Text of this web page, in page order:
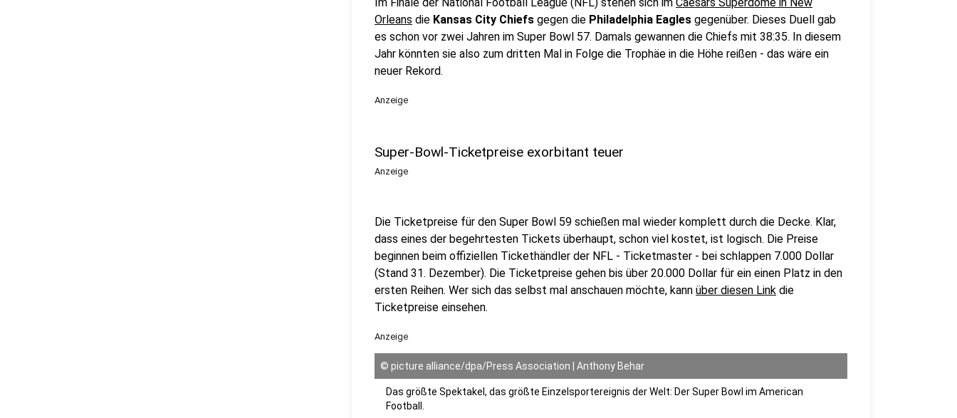
Orleans die Kansas City Chiefs gegen die Philadelphia Eagles gegenüber. Dieses Duell gab
es schon vor zwei Jahren im Super Bowl 57. Damals gewannen die Chiefs mit 38:35. In diesem
Jahr könnten sie also zum dritten Mal in Folge die Trophäe in die Höhe reißen - das wäre ein
neuer Rekord.
Anzeige
Super-Bowl-Ticketpreise exorbitant teuer
Anzeige
Die Ticketpreise für den Super Bowl 59 schießen mal wieder komplett durch die Decke. Klar,
dass eines der begehrtesten Tickets überhaupt, schon viel kostet, ist logisch. Die Preise
beginnen beim offiziellen Tickethändler der NFL - Ticketmaster - bei schlappen 7.000 Dollar
(Stand 31. Dezember). Die Ticketpreise gehen bis über 20.000 Dollar für ein einen Platz in den
ersten Reihen. Wer sich das selbst mal anschauen möchte, kann über diesen Link die
Ticketpreise einsehen.
Anzeige
© picture alliance/dpa/Press Association | Anthony Behar
Das größte Spektakel, das größte Einzelsportereignis der Welt: Der Super Bowl im American
Football.